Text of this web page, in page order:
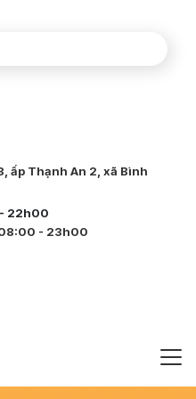
ấp Thạnh An 2, xã Bình
22h00
- 23h00